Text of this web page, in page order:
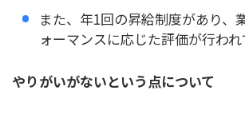
また、年1回の昇給制度があり、
ォーマンスに応じた評価が行われ
やりがいがないという点について